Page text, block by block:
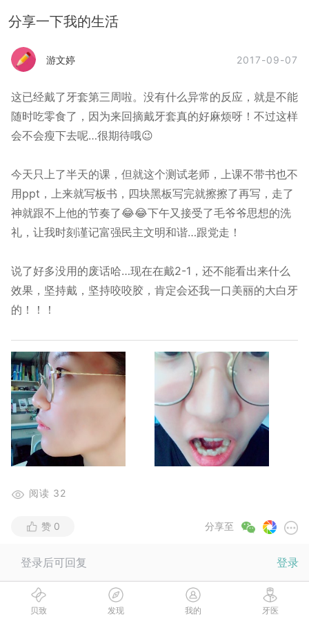
分享一下我的生活
游文婷 2017-09-07
这已经戴了牙套第三周啦。没有什么异常的反应，就是不能
随时吃零食了，因为来回摘戴牙套真的好麻烦呀！不过这样
会不会瘦下去呢…很期待哦😉
今天只上了半天的课，但就这个测试老师，上课不带书也不
用ppt，上来就写板书，四块黑板写完就擦擦了再写，走了
神就跟不上他的节奏了😂😂下午又接受了毛爷爷思想的洗
礼，让我时刻谨记富强民主文明和谐…跟党走！
说了好多没用的废话哈…现在在戴2-1，还不能看出来什么
效果，坚持戴，坚持咬咬胶，肯定会还我一口美丽的大白牙
的！！！
阅读 32
分享至
赞 0
关注作者，看更多TA的动态
关注
登录后可回复 登录
贝致 发现 我的 牙医